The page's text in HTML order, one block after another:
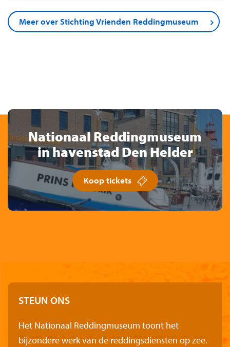
Meer over Stichting Vrienden Reddingmuseum
Nationaal Reddingmuseum
in havenstad Den Helder
Koop tickets
STEUN ONS
Het Nationaal Reddingmuseum toont het
bijzondere werk van de reddingsdiensten op zee.